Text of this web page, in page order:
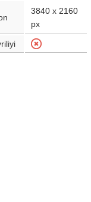
3840 x 2160
px